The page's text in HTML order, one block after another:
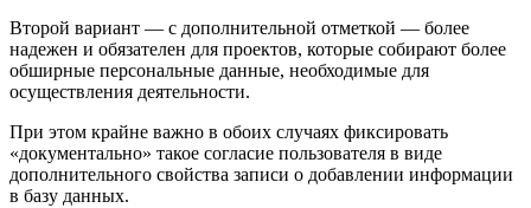
Второй вариант — с дополнительной отметкой — более
надежен и обязателен для проектов, которые собирают более
обширные персональные данные, необходимые для
осуществления деятельности.
При этом крайне важно в обоих случаях фиксировать
«документально» такое согласие пользователя в виде
дополнительного свойства записи о добавлении информации
в базу данных.